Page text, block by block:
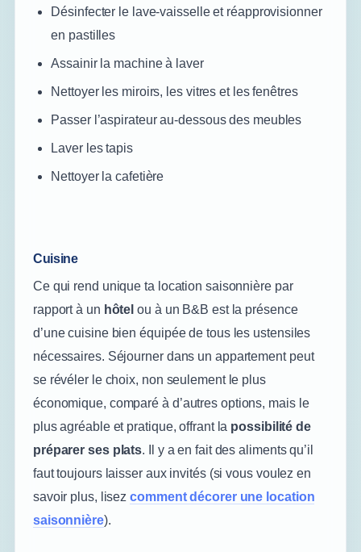
Désinfecter le lave-vaisselle et réapprovisionner
en pastilles
Assainir la machine à laver
Nettoyer les miroirs, les vitres et les fenêtres
Passer l’aspirateur au-dessous des meubles
Laver les tapis
Nettoyer la cafetière
Cuisine
Ce qui rend unique ta location saisonnière par
rapport à un hôtelou à un B&B est la présence
d’une cuisine bien équipée de tous les ustensiles
nécessaires. Séjourner dans un appartement peut
se révéler le choix, non seulement le plus
économique, comparé à d’autres options, mais le
plus agréable et pratique, offrant la possibilité de
préparer ses plats. Il y a en fait des aliments qu’il
faut toujours laisser aux invités (si vous voulez en
savoir plus, lisezcomment décorer une location
saisonnière).